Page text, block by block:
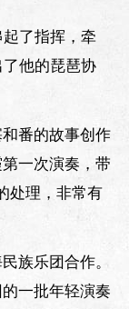
了指挥，牵
他的琵琶协
番的故事创作
一次演奏，带
处理，非常有
族乐团合作。
一批年轻演奏